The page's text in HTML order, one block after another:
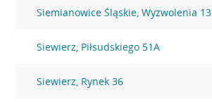
Siemianowice Śląskie, Wyzwolenia 13
Siewierz, Piłsudskiego 51A
Siewierz, Rynek 36